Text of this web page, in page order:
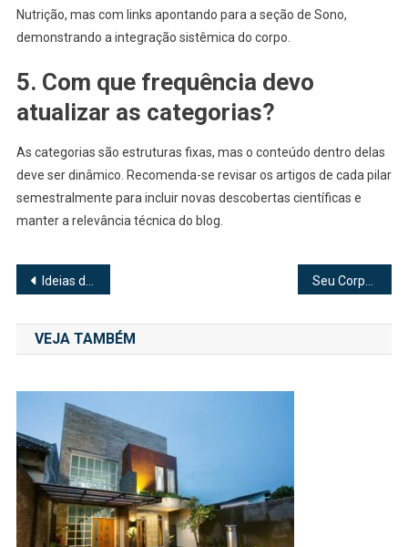
Nutrição, mas com links apontando para a seção de Sono,
demonstrando a integração sistêmica do corpo.
5. Com que frequência devo
atualizar as categorias?
As categorias são estruturas fixas, mas o conteúdo dentro delas
deve ser dinâmico. Recomenda-se revisar os artigos de cada pilar
semestralmente para incluir novas descobertas científicas e
manter a relevância técnica do blog.
Navegação
de
Post
Ideias de pedreiros: soluções práticas para obras mais inteligentes
VEJA TAMBÉM